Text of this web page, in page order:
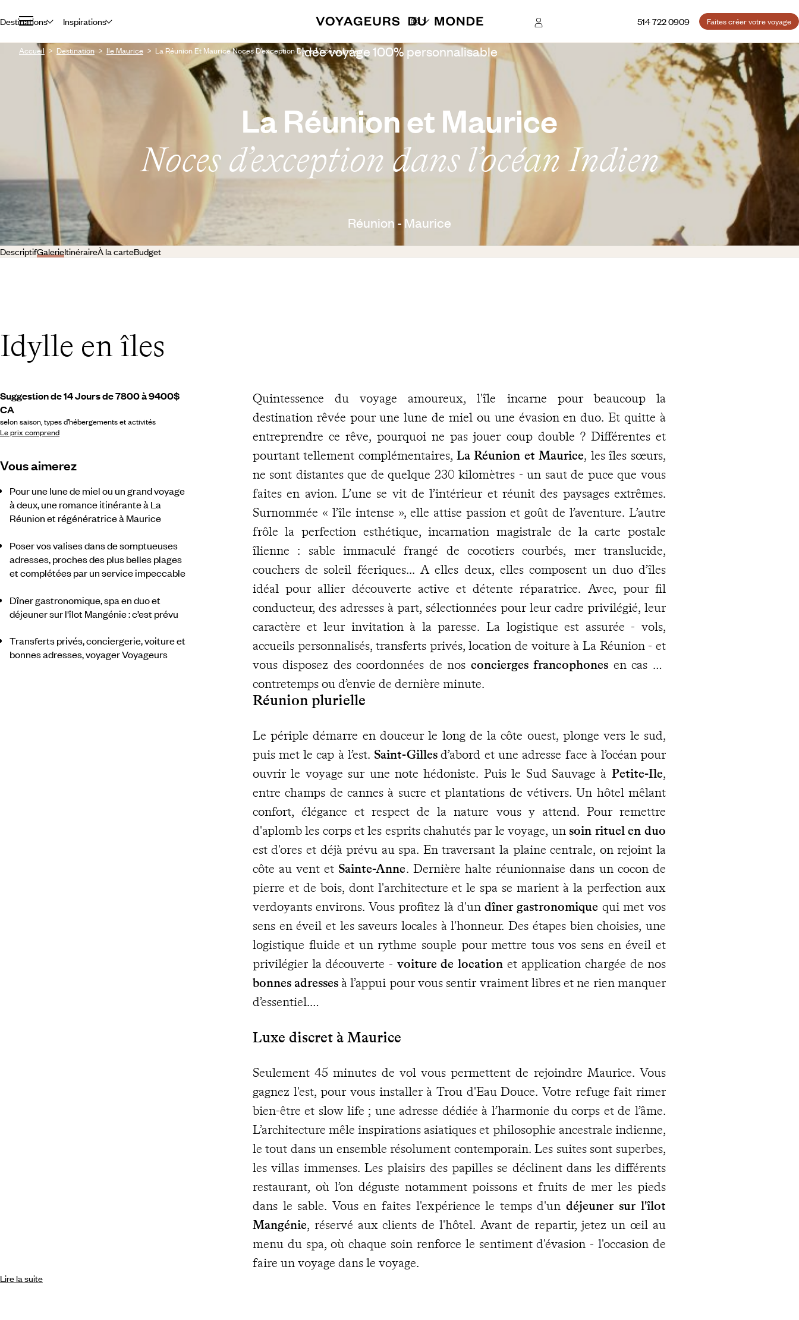
Destinations Inspirations 514 722 0909 Faites créer votre voyage
Accueil Destination Ile Maurice La Réunion Et Maurice Noces D’exception Dans L’océan IndienIdée voyage 100% personnalisable
La Réunion et Maurice
Noces d’exception dans l’océan Indien
Réunion - Maurice
DescriptifGalerieItinéraireÀ la carteBudget
Idylle en îles
Suggestion de 14 Jours de 7800 à 9400$
CA
selon saison, types d’hébergements et activités
Le prix comprend
Vous aimerez
Pour une lune de miel ou un grand voyage
à deux, une romance itinérante à La
Réunion et régénératrice à Maurice
Poser vos valises dans de somptueuses
adresses, proches des plus belles plages
et complétées par un service impeccable
Dîner gastronomique, spa en duo et
déjeuner sur l'îlot Mangénie : c’est prévu
Transferts privés, conciergerie, voiture et
bonnes adresses, voyager Voyageurs
Quintessence du voyage amoureux, l'île incarne pour beaucoup la
destination rêvée pour une lune de miel ou une évasion en duo. Et quitte à
entreprendre ce rêve, pourquoi ne pas jouer coup double ? Différentes et
pourtant tellement complémentaires, La Réunion et Maurice, les îles sœurs,
ne sont distantes que de quelque 230 kilomètres - un saut de puce que vous
faites en avion. L’une se vit de l’intérieur et réunit des paysages extrêmes.
Surnommée « l’île intense », elle attise passion et goût de l’aventure. L’autre
frôle la perfection esthétique, incarnation magistrale de la carte postale
îlienne : sable immaculé frangé de cocotiers courbés, mer translucide,
couchers de soleil féeriques... A elles deux, elles composent un duo d’îles
idéal pour allier découverte active et détente réparatrice. Avec, pour fil
conducteur, des adresses à part, sélectionnées pour leur cadre privilégié, leur
caractère et leur invitation à la paresse. La logistique est assurée - vols,
accueils personnalisés, transferts privés, location de voiture à La Réunion - et
vous disposez des coordonnées de nos concierges francophonesen cas de
contretemps ou d’envie de dernière minute.
Réunion plurielle
Le périple démarre en douceur le long de la côte ouest, plonge vers le sud,
puis met le cap à l’est. Saint-Gillesd’abord et une adresse face à l’océan pour
ouvrir le voyage sur une note hédoniste. Puis le Sud Sauvage à Petite-Ile,
entre champs de cannes à sucre et plantations de vétivers. Un hôtel mêlant
confort, élégance et respect de la nature vous y attend. Pour remettre
d'aplomb les corps et les esprits chahutés par le voyage, un soin rituel en duo
est d'ores et déjà prévu au spa. En traversant la plaine centrale, on rejoint la
côte au vent et Sainte-Anne. Dernière halte réunionnaise dans un cocon de
pierre et de bois, dont l'architecture et le spa se marient à la perfection aux
verdoyants environs. Vous profitez là d'un dîner gastronomique qui met vos
sens en éveil et les saveurs locales à l'honneur. Des étapes bien choisies, une
logistique fluide et un rythme souple pour mettre tous vos sens en éveil et
privilégier la découverte - voiture de locationet application chargée de nos
bonnes adressesà l’appui pour vous sentir vraiment libres et ne rien manquer
d’essentiel.
Luxe discret à Maurice
Seulement 45 minutes de vol vous permettent de rejoindre Maurice. Vous
gagnez l'est, pour vous installer à Trou d'Eau Douce. Votre refuge fait rimer
bien-être et slow life ; une adresse dédiée à l’harmonie du corps et de l’âme.
L’architecture mêle inspirations asiatiques et philosophie ancestrale indienne,
le tout dans un ensemble résolument contemporain. Les suites sont superbes,
les villas immenses. Les plaisirs des papilles se déclinent dans les différents
restaurant, où l’on déguste notamment poissons et fruits de mer les pieds
dans le sable. Vous en faites l'expérience le temps d'un déjeuner sur l'îlot
Mangénie, réservé aux clients de l'hôtel. Avant de repartir, jetez un œil au
menu du spa, où chaque soin renforce le sentiment d'évasion - l'occasion de
faire un voyage dans le voyage.
Lire la suite